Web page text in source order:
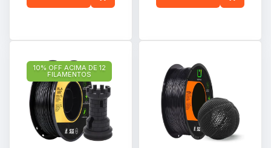
10% OFF ACIMA DE 12
FILAMENTOS